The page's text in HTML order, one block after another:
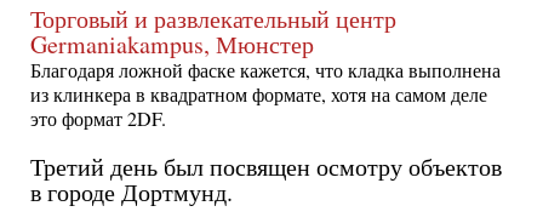
Торговый и развлекательный центр
Germaniakampus, Мюнстер
Благодаря ложной фаске кажется, что кладка выполнена
из клинкера в квадратном формате, хотя на самом деле
это формат 2DF.
Третий день был посвящен осмотру объектов
в городе Дортмунд.